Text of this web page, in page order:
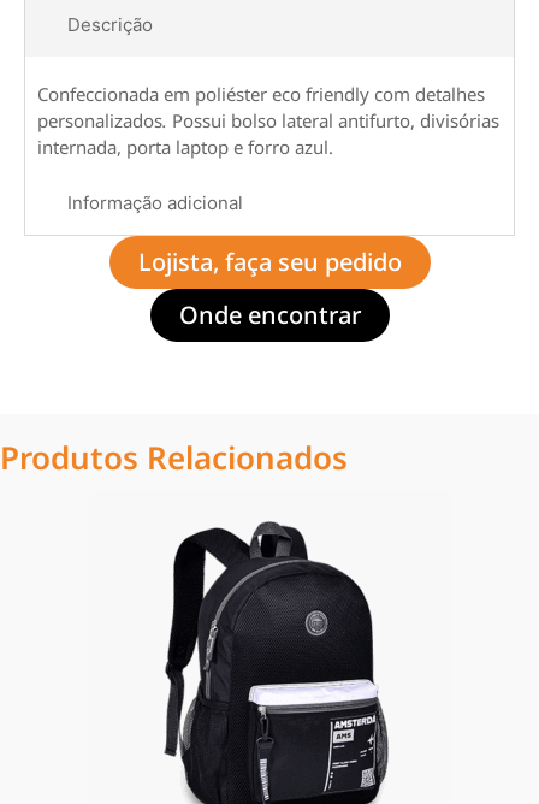
Descrição
Informação adicional
Confeccionada em poliéster eco friendly com detalhes
personalizados. Possui bolso lateral antifurto, divisórias
internada, porta laptop e forro azul.
Lojista, faça seu pedido
Onde encontrar
Produtos Relacionados